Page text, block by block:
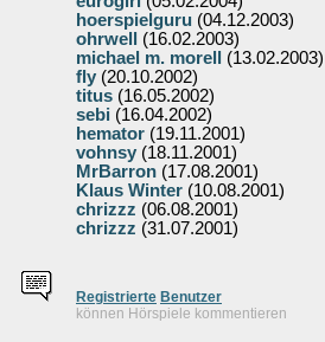
hoerspielguru (04.12.2003)
ohrwell
(16.02.2003)
michael m. morell
(13.02.2003)
fly (20.10.2002)
titus (16.05.2002)
sebi (16.04.2002)
hemator (19.11.2001)
vohnsy (18.11.2001)
MrBarron (17.08.2001)
Klaus Winter (10.08.2001)
chrizzz (06.08.2001)
chrizzz (31.07.2001)
Registrierte Benutzer
können Hörspiele kommentieren